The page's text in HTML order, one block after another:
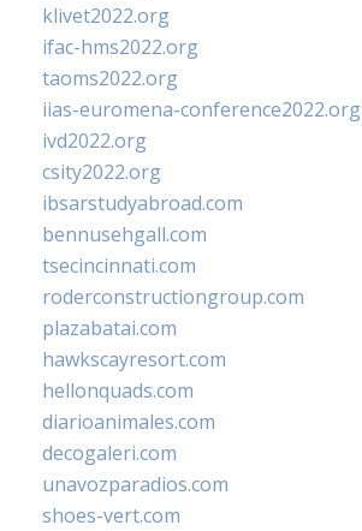
klivet2022.org
ifac-hms2022.org
taoms2022.org
iias-euromena-conference2022.org
ivd2022.org
csity2022.org
ibsarstudyabroad.com
bennusehgall.com
tsecincinnati.com
roderconstructiongroup.com
plazabatai.com
hawkscayresort.com
hellonquads.com
diarioanimales.com
decogaleri.com
unavozparadios.com
shoes-vert.com